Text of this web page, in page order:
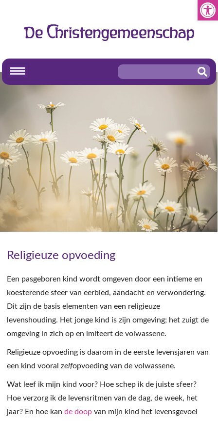
Religieuze opvoeding
Een pasgeboren kind wordt omgeven door een intieme en
koesterende sfeer van eerbied, aandacht en verwondering.
Dit zijn de basis elementen van een religieuze
levenshouding. Het jonge kind is zijn omgeving; het zuigt de
omgeving in zich op en imiteert de volwassene.
Religieuze opvoeding is daarom in de eerste levensjaren van
een kind vooralzelfopvoeding van de volwassene.
Wat leef ik mijn kind voor? Hoe schep ik de juiste sfeer?
Hoe verzorg ik de levensritmen van de dag, de week, het
jaar? En hoe kande doop van mijn kind het levensgevoel